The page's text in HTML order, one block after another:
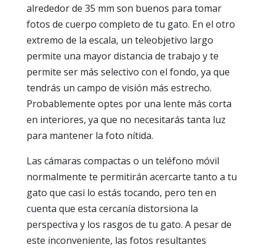
alrededor de 35 mm son buenos para tomar
fotos de cuerpo completo de tu gato. En el otro
extremo de la escala, un teleobjetivo largo
permite una mayor distancia de trabajo y te
permite ser más selectivo con el fondo, ya que
tendrás un campo de visión más estrecho.
Probablemente optes por una lente más corta
en interiores, ya que no necesitarás tanta luz
para mantener la foto nítida.
Las cámaras compactas o un teléfono móvil
normalmente te permitirán acercarte tanto a tu
gato que casi lo estás tocando, pero ten en
cuenta que esta cercanía distorsiona la
perspectiva y los rasgos de tu gato. A pesar de
este inconveniente, las fotos resultantes